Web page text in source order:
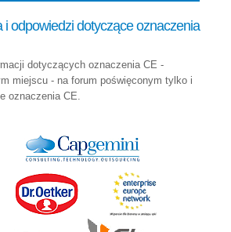
i odpowiedzi dotyczące oznaczenia
dotyczących oznaczenia CE -
miejscu - na forum poświęconym tylko i
oznaczenia CE.